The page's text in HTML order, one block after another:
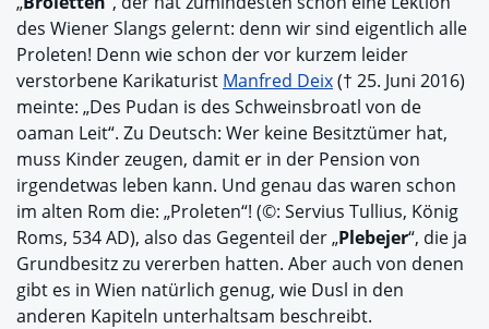
des Wiener Slangs gelernt: denn wir sind eigentlich alle
Proleten! Denn wie schon der vor kurzem leider
verstorbene Karikaturist Manfred Deix(† 25. Juni 2016)
meinte: „Des Pudan is des Schweinsbroatl von de
oaman Leit“. Zu Deutsch: Wer keine Besitztümer hat,
muss Kinder zeugen, damit er in der Pension von
irgendetwas leben kann. Und genau das waren schon
im alten Rom die: „Proleten“! (©: Servius Tullius, König
Roms, 534 AD), also das Gegenteil der „Plebejer“, die ja
Grundbesitz zu vererben hatten. Aber auch von denen
gibt es in Wien natürlich genug, wie Dusl in den
anderen Kapiteln unterhaltsam beschreibt.